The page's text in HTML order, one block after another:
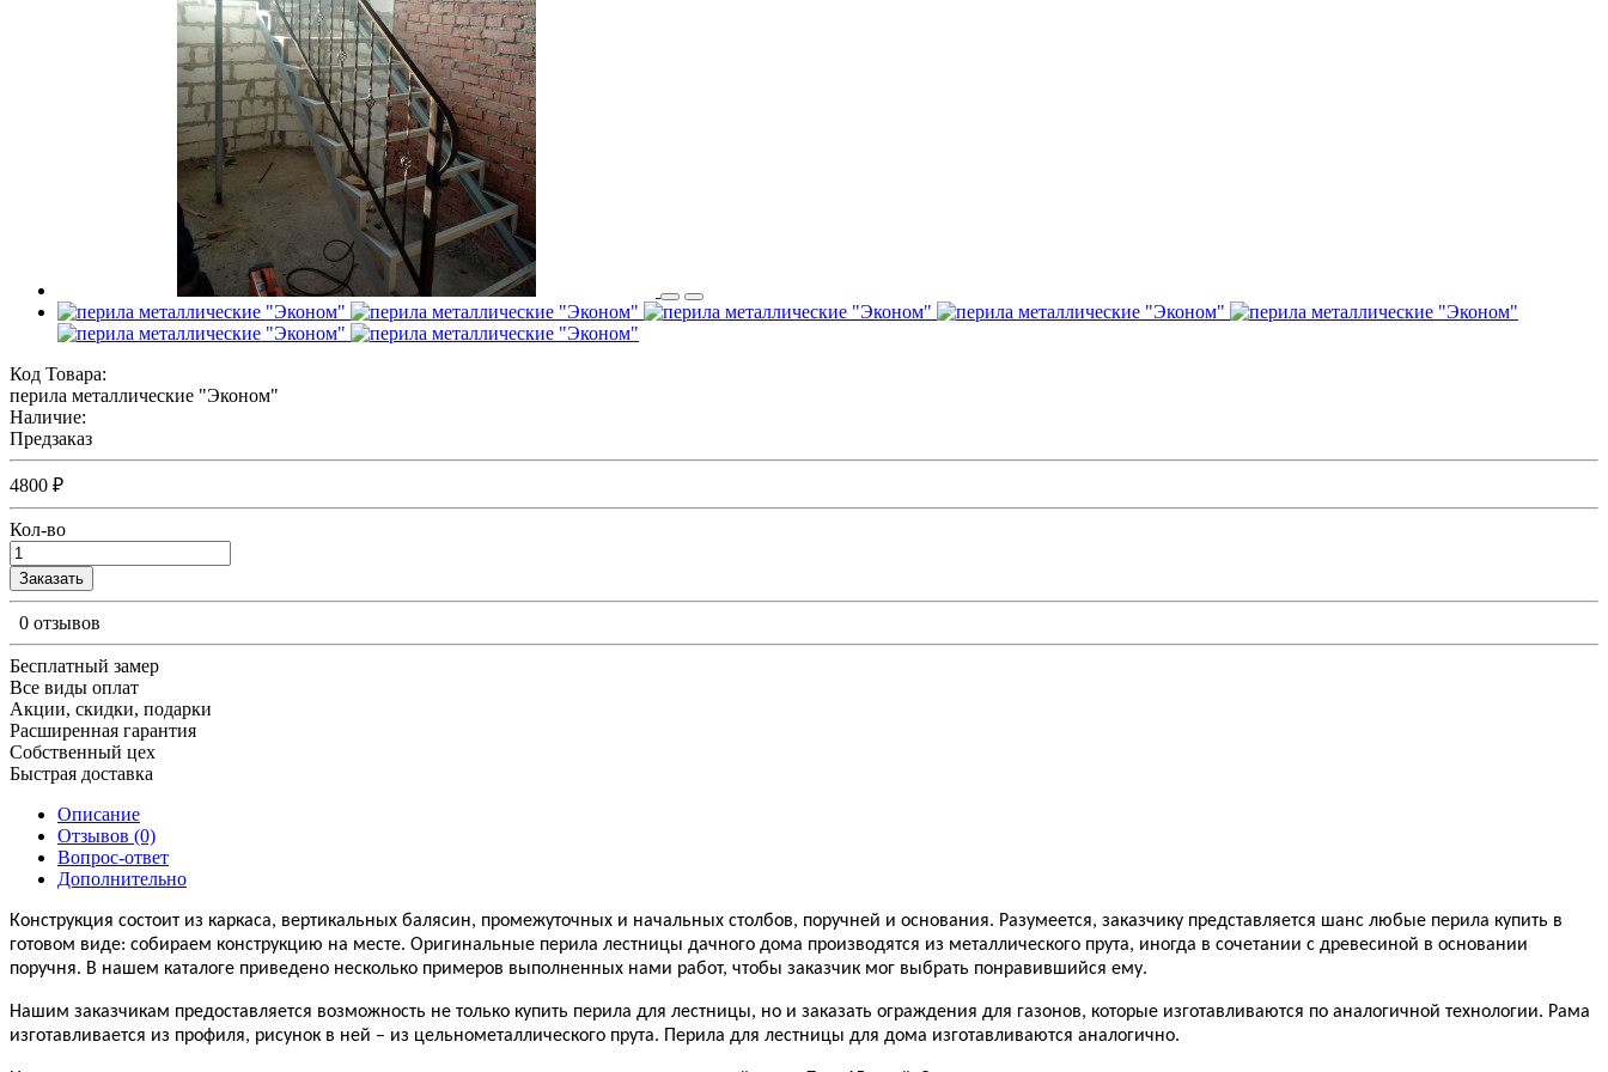
Код Товара:
перила металлические "Эконом"
Наличие:
Предзаказ
4800 ₽
Кол-во
Заказать
0 отзывов
Бесплатный замер
Все виды оплат
Акции, скидки, подарки
Расширенная гарантия
Собственный цех
Быстрая доставка
Описание
Отзывов (0)
Вопрос-ответ
Дополнительно
Конструкция состоит из каркаса, вертикальных балясин, промежуточных и начальных столбов, поручней и основания. Разумеется, заказчику представляется шанс любые перила купить в
готовом виде: собираем конструкцию на месте. Оригинальные перила лестницы дачного дома производятся из металлического прута, иногда в сочетании с древесиной в основании
поручня. В нашем каталоге приведено несколько примеров выполненных нами работ, чтобы заказчик мог выбрать понравившийся ему.
Нашим заказчикам предоставляется возможность не только купить перила для лестницы, но и заказать ограждения для газонов, которые изготавливаются по аналогичной технологии. Рама
изготавливается из профиля, рисунок в ней – из цельнометаллического прута. Перила для лестницы для дома изготавливаются аналогично.